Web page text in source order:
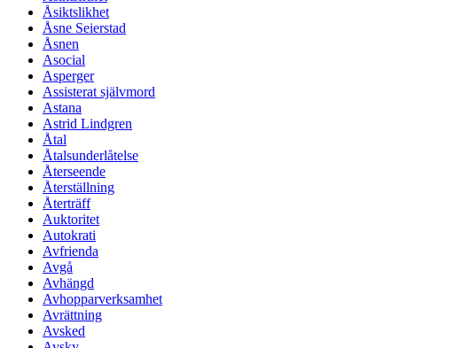
Åsiktslikhet
Åsne Seierstad
Åsnen
Asocial
Asperger
Assisterat självmord
Astana
Astrid Lindgren
Åtal
Åtalsunderlåtelse
Återseende
Återställning
Återträff
Auktoritet
Autokrati
Avfrienda
Avgå
Avhängd
Avhopparverksamhet
Avrättning
Avsked